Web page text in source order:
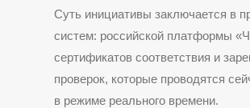
Суть инициативы заключается в
систем: российской платформы
сертификатов соответствия и
проверок, которые проводятся
в режиме реального времени.